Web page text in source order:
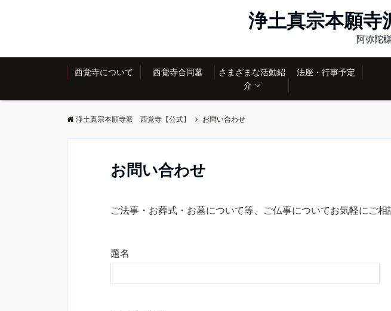
浄土真宗本願寺
阿弥陀
西覚寺について 西覚寺合同墓
さまざまな活動紹
介
法座・行事予定
浄土真宗本願寺派 西覚寺【公式】 お問い合わせ
お問い合わせ
ご法事・お葬式・お墓について等、ご仏事についてお気軽にご相
題名